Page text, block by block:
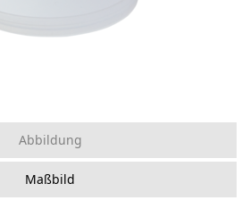
Abbildung
Maßbild